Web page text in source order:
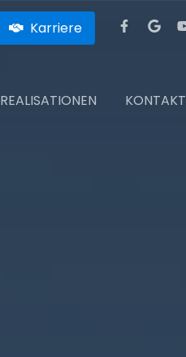
Karriere
REALISATIONEN KONTAKT